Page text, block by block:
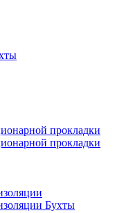
прокладки
прокладки
Бухты